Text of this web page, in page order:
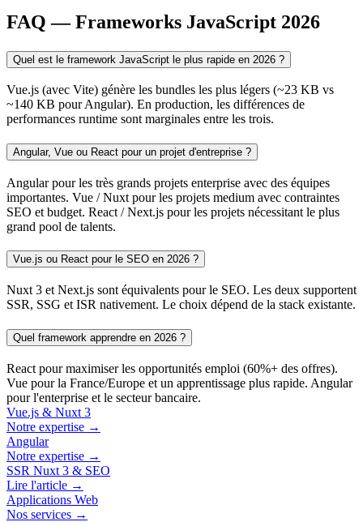
FAQ — Frameworks JavaScript 2026
Quel est le framework JavaScript le plus rapide en 2026 ?
Vue.js (avec Vite) génère les bundles les plus légers (~23 KB vs
~140 KB pour Angular). En production, les différences de
performances runtime sont marginales entre les trois.
Angular, Vue ou React pour un projet d'entreprise ?
Angular pour les très grands projets enterprise avec des équipes
importantes. Vue / Nuxt pour les projets medium avec contraintes
SEO et budget. React / Next.js pour les projets nécessitant le plus
grand pool de talents.
Vue.js ou React pour le SEO en 2026 ?
Nuxt 3 et Next.js sont équivalents pour le SEO. Les deux supportent
SSR, SSG et ISR nativement. Le choix dépend de la stack existante.
Quel framework apprendre en 2026 ?
React pour maximiser les opportunités emploi (60%+ des offres).
Vue pour la France/Europe et un apprentissage plus rapide. Angular
pour l'enterprise et le secteur bancaire.
Vue.js & Nuxt 3
Notre expertise →
Angular
Notre expertise →
SSR Nuxt 3 & SEO
Lire l'article →
Applications Web
Nos services →